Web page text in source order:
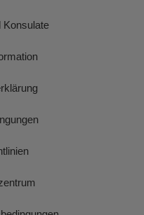
Konsulate